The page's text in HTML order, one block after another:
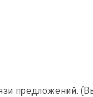
предложений.